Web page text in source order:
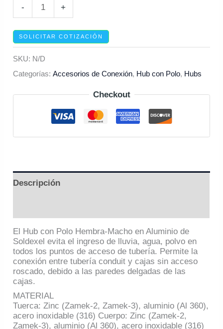
- +
SOLICITAR COTIZACIÓN
SKU: N/D
Categorías:Accesorios de Conexión, Hub con Polo, Hubs
Checkout
Descripción
El Hub con Polo Hembra-Macho en Aluminio de
Soldexel evita el ingreso de lluvia, agua, polvo en
todos los puntos de acceso de tubería. Permite la
conexión entre tubería conduit y cajas sin acceso
roscado, debido a las paredes delgadas de las
cajas.
MATERIAL
Tuerca: Zinc (Zamek-2, Zamek-3), aluminio (Al 360),
acero inoxidable (316) Cuerpo: Zinc (Zamek-2,
Zamek-3), aluminio (Al 360), acero inoxidable (316)